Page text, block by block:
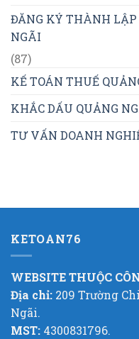
ĐĂNG KÝ THÀNH LẬP
NGÃI
(87)
KẾ TOÁN THUẾ
KHẮC DẤU QUẢNG
TƯ VẤN DOANH
KETOAN76
WEBSITE THUỘC
Địa chỉ: 209 Trường
Ngãi.
MST: 4300831796.